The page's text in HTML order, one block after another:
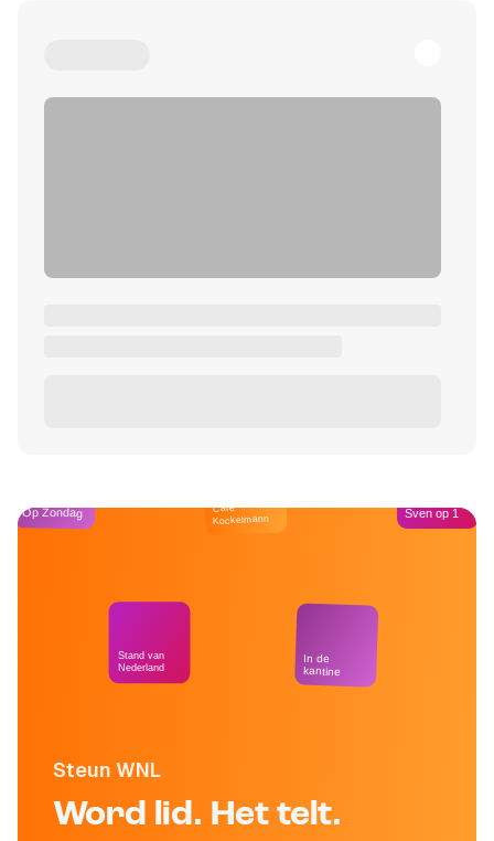
Steun WNL
Word lid. Het telt.
Op Zondag
Stand van
Nederland
Café
Kockelmann
In de
kantine
Sven op 1